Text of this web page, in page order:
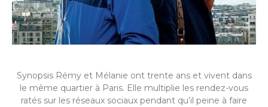
Synopsis Rémy et Mélanie ont trente ans et vivent dans
le même quartier à Paris. Elle multiplie les rendez-vous
ratés sur les réseaux sociaux pendant qu’il peine à faire